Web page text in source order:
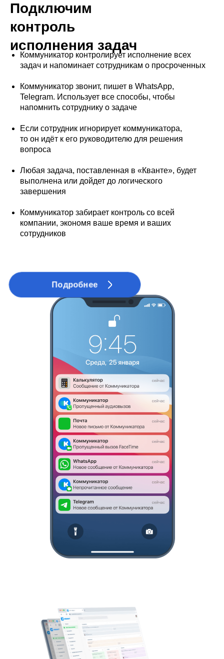
Подключим
контроль
исполнения задач
Коммуникатор контролирует исполнение всех
задач и напоминает сотрудникам о просроченных
Коммуникатор звонит, пишет в WhatsApp,
Telegram. Использует все способы, чтобы
напомнить сотруднику о задаче
Если сотрудник игнорирует коммуникатора,
то он идёт к его руководителю для решения
вопроса
Любая задача, поставленная в «Кванте», будет
выполнена или дойдет до логического
завершения
Коммуникатор забирает контроль со всей
компании, экономя ваше время и ваших
сотрудников
Подробнее